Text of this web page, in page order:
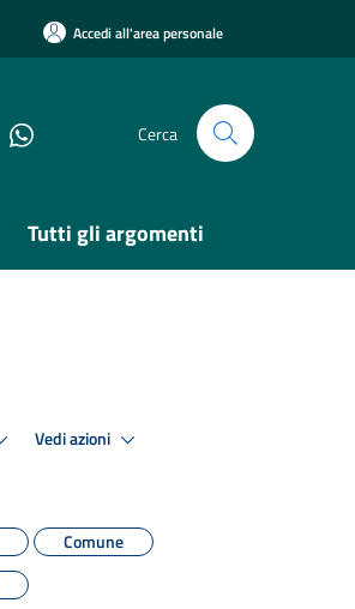
Accedi all'area personale
Cerca
Tutti gli argomenti
Vedi azioni
Comune